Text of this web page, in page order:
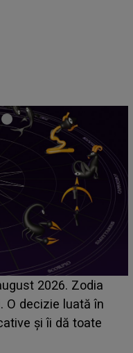
ASCUNS până
din Casa Iubirii
despre mama
te iubesc pentru